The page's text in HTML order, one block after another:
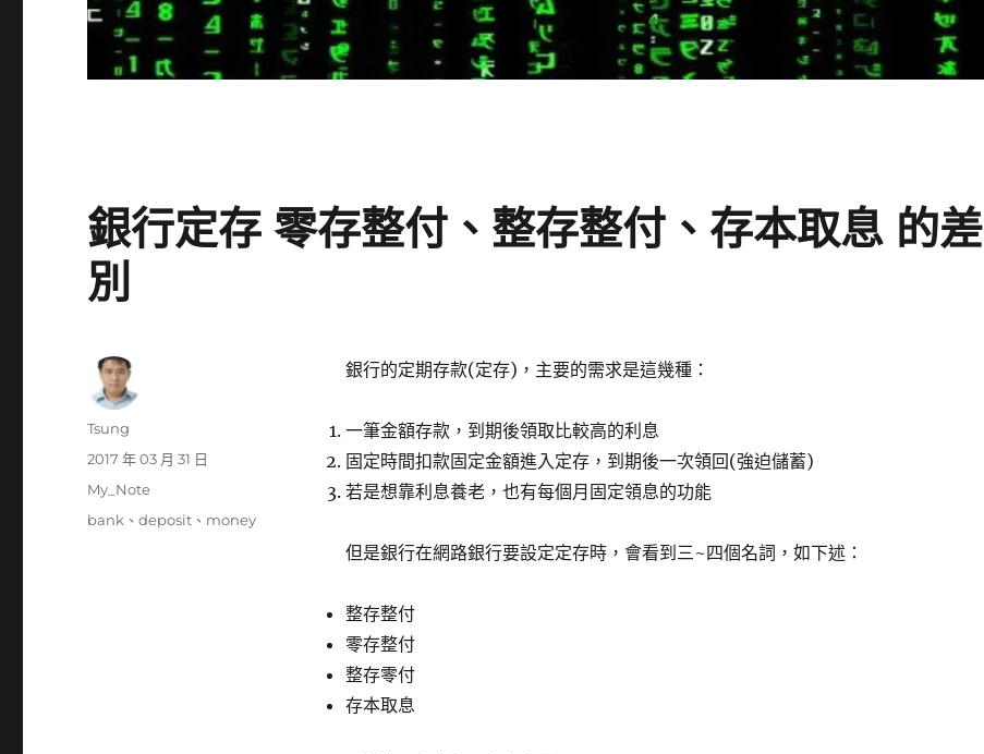
銀行定存 零存整付、整存整付、存本取息 的差
別
銀行的定期存款(定存)，主要的需求是這幾種：
一筆金額存款，到期後領取比較高的利息
固定時間扣款固定金額進入定存，到期後一次領回(強迫儲蓄)
若是想靠利息養老，也有每個月固定領息的功能
但是銀行在網路銀行要設定定存時，會看到三~四個名詞，如下述：
整存整付
零存整付
整存零付
存本取息
作
Tsung
發
日
期:
2017 年 03 月 31 日
分
類
My_Note
標
bank 、deposit 、 money